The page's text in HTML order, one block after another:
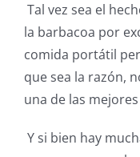
Tal vez sea el
la barbacoa por
comida portátil
que sea la razón,
una de las
Y si bien hay